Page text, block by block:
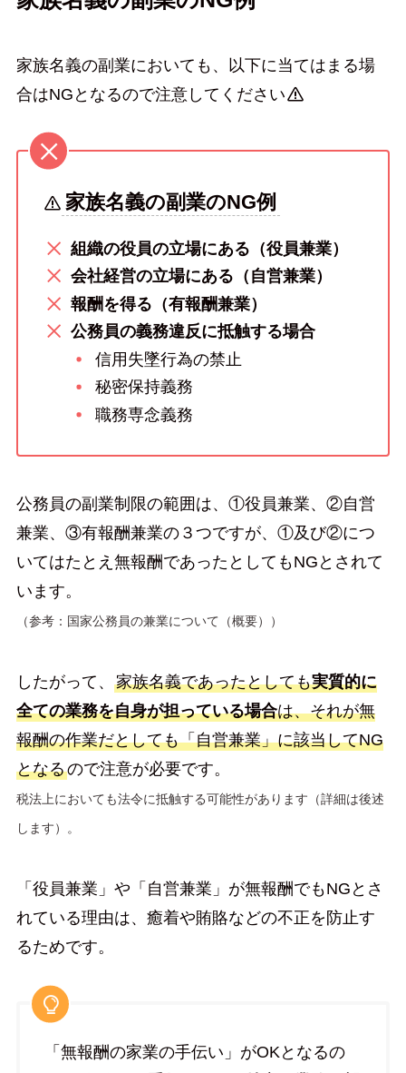
家族名義の副業においても、以下に当てはまる場
合はNGとなるので注意してください
家族名義の副業のNG例
組織の役員の立場にある（役員兼業）
会社経営の立場にある（自営兼業）
報酬を得る（有報酬兼業）
公務員の義務違反に抵触する場合
信用失墜行為の禁止
秘密保持義務
職務専念義務
公務員の副業制限の範囲は、①役員兼業、②自営
兼業、③有報酬兼業の３つですが、①及び②につ
いてはたとえ無報酬であったとしてもNGとされて
います。
（参考：国家公務員の兼業について （概要） ）
したがって、 家族名義であったとしても実質的に
全ての業務を自身が担っている場合は、それが無
報酬の作業だとしても「自営兼業」に該当してNG
となるので注意が必要です。
税法上においても法令に抵触する可能性があります（詳細は後述
します）。
「役員兼業」や「自営兼業」が無報酬でもNGとさ
れている理由は、癒着や賄賂などの不正を防止す
るためです。
「無報酬の家業の手伝い」がOKとなるの